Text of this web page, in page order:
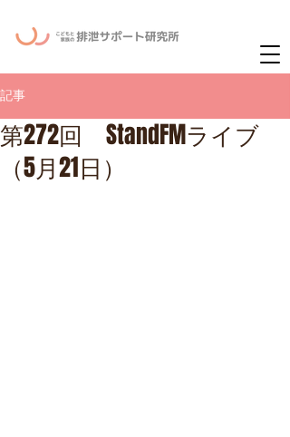
記事
第272回 StandFMライブ
（5月21日）